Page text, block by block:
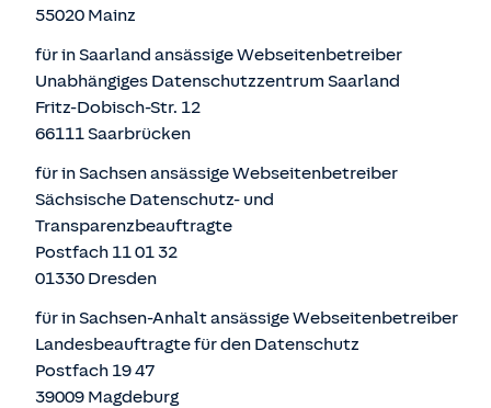
55020 Mainz
für in Saarland ansässige Webseitenbetreiber
Unabhängiges Datenschutzzentrum Saarland
Fritz-Dobisch-Str. 12
66111 Saarbrücken
für in Sachsen ansässige Webseitenbetreiber
Sächsische Datenschutz- und
Transparenzbeauftragte
Postfach 11 01 32
01330 Dresden
für in Sachsen-Anhalt ansässige Webseitenbetreiber
Landesbeauftragte für den Datenschutz
Postfach 19 47
39009 Magdeburg